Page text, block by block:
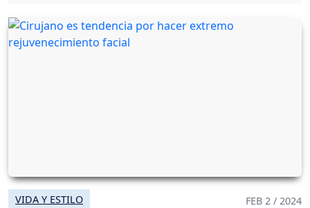
VIDA Y ESTILO FEB 2 / 2024